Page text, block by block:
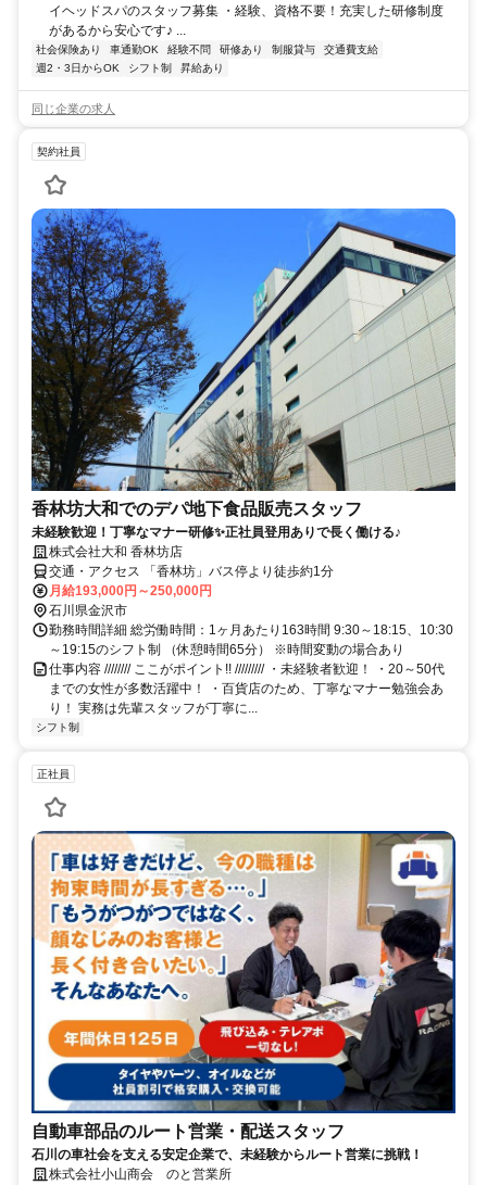
イヘッドスパのスタッフ募集 ・経験、資格不要！充実した研修制度
があるから安心です♪ ...
社会保険あり 車通勤OK 経験不問 研修あり 制服貸与
交通費支給
週2・3日からOK
シフト制 昇給あり
同じ企業の求人
契約社員
香林坊大和でのデパ地下食品販売スタッフ
未経験歓迎！丁寧なマナー研修✨正社員登用ありで長く働ける♪
株式会社大和 香林坊店
交通・アクセス 「香林坊」バス停より徒歩約1分
月給193,000円～250,000円
石川県金沢市
勤務時間詳細 総労働時間：1ヶ月あたり163時間 9:30～18:15、10:30
～19:15のシフト制 （休憩時間65分） ※時間変動の場合あり
仕事内容 //////// ここがポイント!! ///////// ・未経験者歓迎！ ・20～50代
までの女性が多数活躍中！ ・百貨店のため、丁寧なマナー勉強会あ
り！ 実務は先輩スタッフが丁寧に...
シフト制
正社員
自動車部品のルート営業・配送スタッフ
石川の車社会を支える安定企業で、未経験からルート営業に挑戦！
株式会社小山商会 のと営業所